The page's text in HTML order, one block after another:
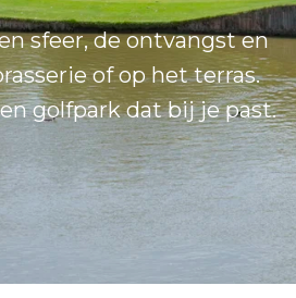
sfeer, de ontvangst en
of op het terras.
golfpark dat bij je past.